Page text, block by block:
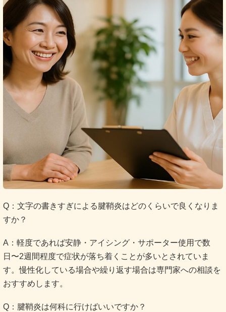
Q：文字の書きすぎによる腱鞘炎はどのくらいで良くなりま
すか？
A：軽度であれば安静・アイシング・サポーター使用で数
日〜2週間程度で症状が落ち着くことが多いとされていま
す。慢性化している場合や繰り返す場合は専門家への相談を
おすすめします。
Q：腱鞘炎は何科に行けばいいですか？